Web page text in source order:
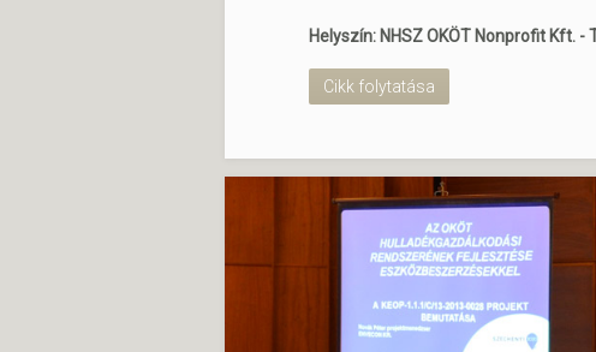
Helyszín: NHSZ OKÖT Nonprofit Kft. -
Cikk folytatása